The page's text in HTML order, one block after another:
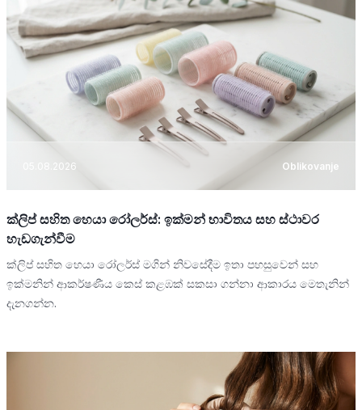
05.08.2026 Oblikovanje
ක්ලිප් සහිත හෙයා රෝලර්ස්: ඉක්මන් භාවිතය සහ ස්ථාවර
හැඩගැන්වීම
ක්ලිප් සහිත හෙයා රෝලර්ස් මගින් නිවසේදීම ඉතා පහසුවෙන් සහ
ඉක්මනින් ආකර්ෂණීය කෙස් කළඹක් සකසා ගන්නා ආකාරය මෙතැනින්
දැනගන්න.